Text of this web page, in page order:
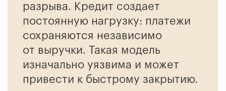
разрыва. Кредит создает
постоянную нагрузку: платежи
сохраняются независимо
от выручки. Такая модель
изначально уязвима и может
привести к быстрому закрытию.